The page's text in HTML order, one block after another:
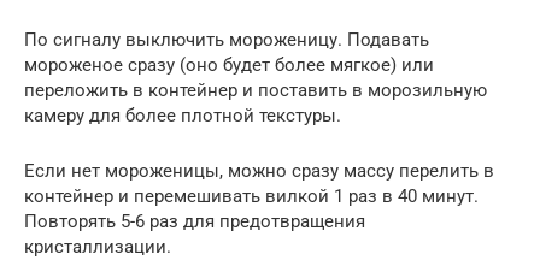
По сигналу выключить мороженицу. Подавать
мороженое сразу (оно будет более мягкое) или
переложить в контейнер и поставить в морозильную
камеру для более плотной текстуры.
Если нет мороженицы, можно сразу массу перелить в
контейнер и перемешивать вилкой 1 раз в 40 минут.
Повторять 5-6 раз для предотвращения
кристаллизации.